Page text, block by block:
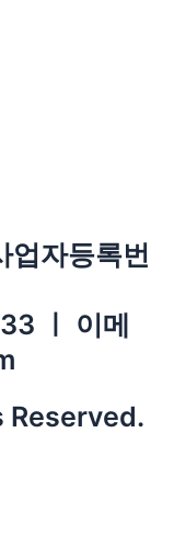
업자등록번
ㅣ 이메